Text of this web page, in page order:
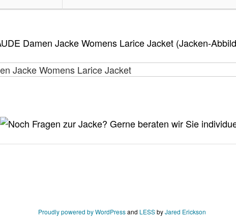
Damen Jacke Womens Larice Jacket (Jacken-
Proudly powered by WordPressand LESSbyJared Erickson